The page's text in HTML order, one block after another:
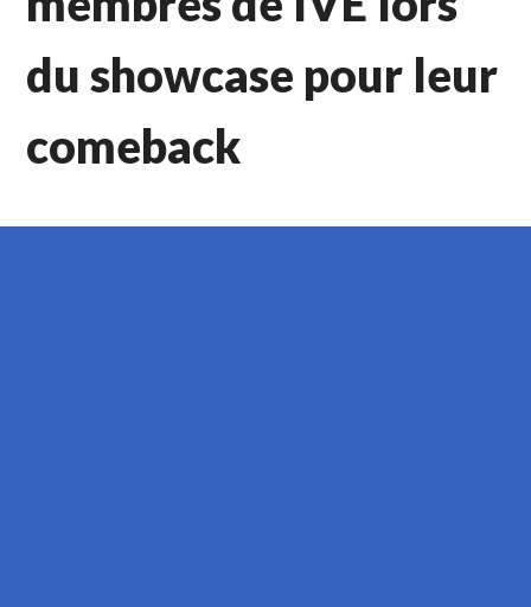
du showcase pour leur
comeback